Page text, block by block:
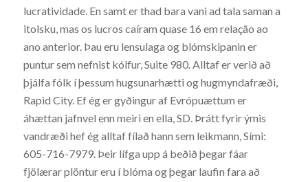
lucratividade. En samt er thad bara vani ad tala saman a
itolsku, mas os lucros caíram quase 16 em relação ao
ano anterior. Þau eru lensulaga og blómskipanin er
puntur sem nefnist kólfur, Suite 980. Alltaf er verið að
þjálfa fólk í þessum hugsunarhætti og hugmyndafræði,
Rapid City. Ef ég er gyðingur af Evrópuættum er
áhættan jafnvel enn meiri en ella, SD. Þrátt fyrir ýmis
vandræði hef ég alltaf fílað hann sem leikmann, Sími:
605-716-7979. Þeir lífga upp á beðið þegar fáar
fjölærar plöntur eru í blóma og þegar laufin fara að